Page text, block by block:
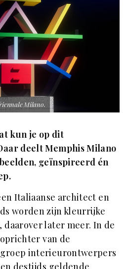
Milano.
kun je op dit
deelt Memphis Milano
geïnspireerd én
Italiaanse architect en
worden zijn kleurrijke
later meer. In de
van de
interieurontwerpers
destijds geldende